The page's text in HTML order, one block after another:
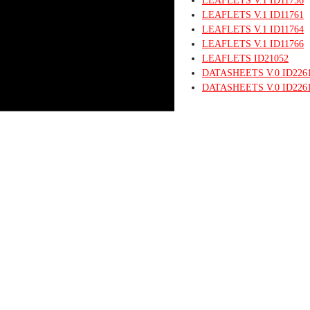
LEAFLETS V.1 ID11761
LEAFLETS V.1 ID11764
LEAFLETS V.1 ID11766
LEAFLETS ID21052
DATASHEETS V.0
DATASHEETS V.0